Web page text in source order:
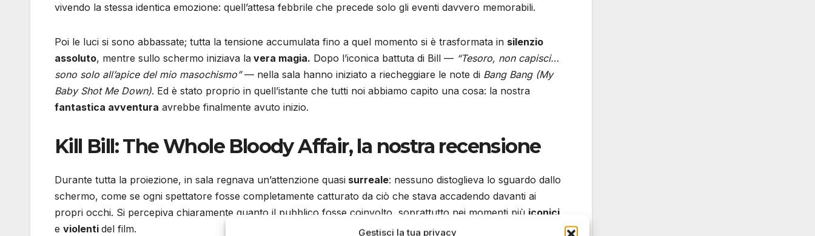
Gestisci la tua privacy
vivendo la stessa identica emozione: quell’attesa febbrile che precede solo gli eventi davvero memorabili.
Poi le luci si sono abbassate; tutta la tensione accumulata fino a quel momento si è trasformata in silenzio
assoluto, mentre sullo schermo iniziava la vera magia. Dopo l’iconica battuta di Bill — “Tesoro, non capisci…
sono solo all’apice del mio masochismo”— nella sala hanno iniziato a riecheggiare le note di Bang Bang (My
Baby Shot Me Down). Ed è stato proprio in quell’istante che tutti noi abbiamo capito una cosa: la nostra
fantastica avventura avrebbe finalmente avuto inizio.
Kill Bill: The Whole Bloody Affair, la nostra recensione
Durante tutta la proiezione, in sala regnava un’attenzione quasi surreale: nessuno distoglieva lo sguardo dallo
schermo, come se ogni spettatore fosse completamente catturato da ciò che stava accadendo davanti ai
propri occhi. Si percepiva chiaramente quanto il pubblico fosse coinvolto, soprattutto nei momenti più iconici
e violenti del film.